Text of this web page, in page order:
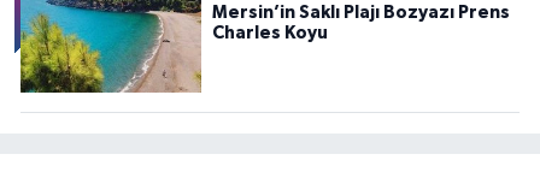
Mersin’in Saklı Plajı Bozyazı Prens
Charles Koyu